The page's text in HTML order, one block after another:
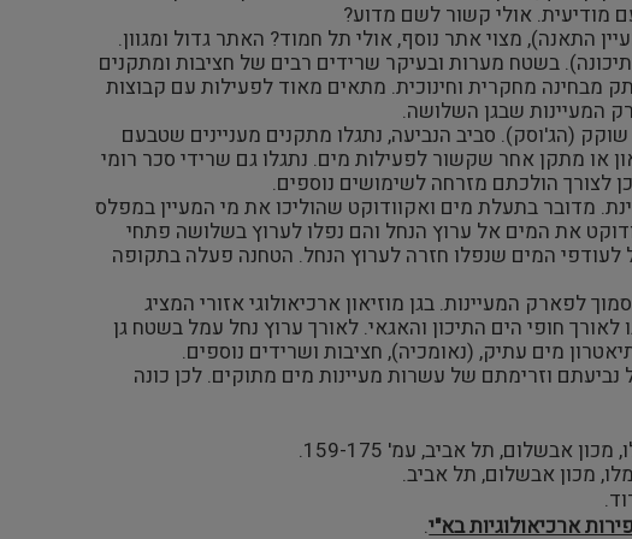
מודיעית. אולי קשור לשם מדוע?
התאנה), מצוי אתר נוסף, אולי תל חמוד? האתר גדול ומגוון.
בשטח מערות ובעיקר שרידים רבים של חציבות ומתקנים
מבחינה מחקרית וחינוכית. מתאים מאוד לפעילות עם קבוצות
המעיינות שבגן השלושה.
(הג'וסק). סביב הנביעה, נתגלו מתקנים מעניינים שטבעם
או מתקן אחר שקשור לפעילות מים. נתגלו גם שרידי סכר רומי
לצורך הולכתם מזרחה לשימושים נוספים.
מדובר בתעלת מים ואקוודוקט שהוליכו את מי המעיין במפלס
הוליך גשר האקוודוקט את המים אל ערוץ הנחל והם נפלו לערוץ בשלושה פתחי
המים שנפלו חזרה לערוץ הנחל. הטחנה פעלה בתקופה
לפארק המעיינות. בגן מוזיאון ארכיאולוגי אזורי המציג
חופי הים התיכון והאגאי. לאורך ערוץ נחל עמל בשטח גן
מים עתיק, (נאומכיה), חציבות ושרידים נוספים.
וזרימתם של עשרות מעיינות מים מתוקים. לכן כונה
אבשלום, תל אביב, עמ' 159-175.
מכון אבשלום, תל אביב.
ארכיאולוגיות בא"י.